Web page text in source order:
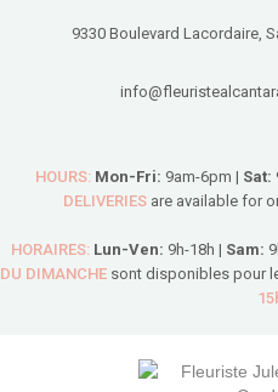
9330 Boulevard Lacordaire,
HOURS: Mon-Fri: 9am-6pm | Sat:
DELIVERIESare available for
HORAIRES: Lun-Ven: 9h-18h | Sam:
DU DIMANCHE sont disponibles pour